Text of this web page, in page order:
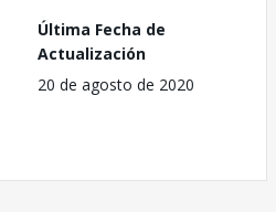
Última Fecha de
Actualización
20 de agosto de 2020